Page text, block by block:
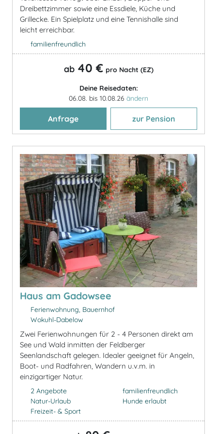
Dreibettzimmer sowie eine Essdiele, Küche und
Grillecke. Ein Spielplatz und eine Tennishalle sind
leicht erreichbar.
familienfreundlich
ab 40 € pro Nacht (EZ)
Deine Reisedaten:
06.08. bis 10.08.26 ändern
Anfrage zur Pension
Haus am Gadowsee
Ferienwohnung, Bauernhof
Wokuhl-Dabelow
Zwei Ferienwohnungen für 2 - 4 Personen direkt am
See und Wald inmitten der Feldberger
Seenlandschaft gelegen. Idealer geeignet für Angeln,
Boot- und Radfahren, Wandern u.v.m. in
einzigartiger Natur.
2 Angebote
Natur-Urlaub
Freizeit- & Sport
familienfreundlich
Hunde erlaubt